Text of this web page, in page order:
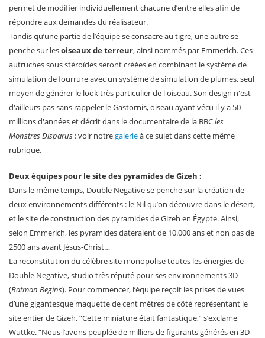
permet de modifier individuellement chacune d’entre elles afin de
répondre aux demandes du réalisateur.
Tandis qu’une partie de l’équipe se consacre au tigre, une autre se
penche sur lesoiseaux de terreur, ainsi nommés par Emmerich. Ces
autruches sous stéroïdes seront créées en combinant le système de
simulation de fourrure avec un système de simulation de plumes, seul
moyen de générer le look très particulier de l'oiseau. Son design n'est
d'ailleurs pas sans rappeler le Gastornis, oiseau ayant vécu il y a 50
millions d'années et décrit dans le documentaire de la BBCles
Monstres Disparus : voir notregalerieà ce sujet dans cette même
rubrique.
Deux équipes pour le site des pyramides de Gizeh :
Dans le même temps, Double Negative se penche sur la création de
deux environnements différents : le Nil qu’on découvre dans le désert,
et le site de construction des pyramides de Gizeh en Égypte. Ainsi,
selon Emmerich, les pyramides dateraient de 10.000 ans et non pas de
2500 ans avant Jésus-Christ…
La reconstitution du célèbre site monopolise toutes les énergies de
Double Negative, studio très réputé pour ses environnements 3D
(Batman Begins). Pour commencer, l’équipe reçoit les prises de vues
d’une gigantesque maquette de cent mètres de côté représentant le
site entier de Gizeh. “Cette miniature était fantastique,” s’exclame
Wuttke. “Nous l’avons peuplée de milliers de figurants générés en 3D